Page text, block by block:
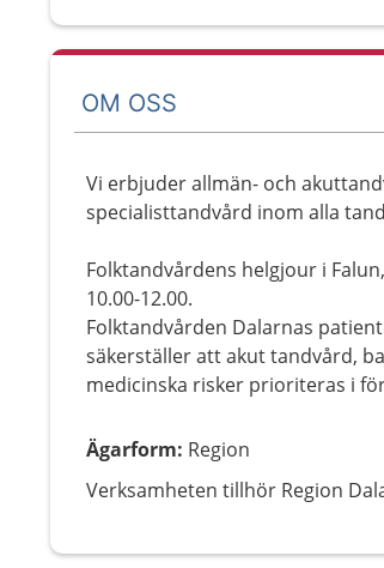
OM OSS
Vi erbjuder allmän- och
specialisttandvård inom alla
Folktandvårdens helgjour i
10.00-12.00.
Folktandvården Dalarnas
säkerställer att akut tandvård,
medicinska risker prioriteras i
Ägarform: Region
Verksamheten tillhör Region